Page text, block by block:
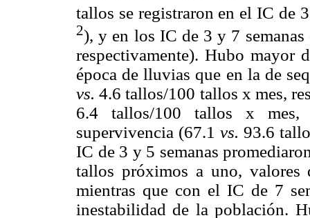
tallos se registraron en el IC de
2), y en los IC de 3 y 7
respectivamente). Hubo mayor
época de lluvias que en la de
vs.4.6 tallos/100 tallos x mes,
6.4 tallos/100 tallos x mes,
supervivencia (67.1vs.93.6
IC de 3 y 5 semanas
tallos próximos a uno, valores
mientras que con el IC de 7
inestabilidad de la población.